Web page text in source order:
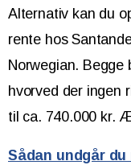
Alternativ kan du
rente hos
Norwegian. Begge
hvorved der ingen
til ca. 740.000 kr.
Sådan undgår